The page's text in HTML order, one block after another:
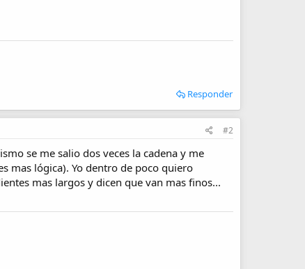
Responder
#2
se me salio dos veces la cadena y me
mas lógica). Yo dentro de poco quiero
mas largos y dicen que van mas finos...